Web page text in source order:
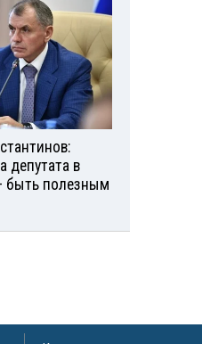
депутата в
быть полезным